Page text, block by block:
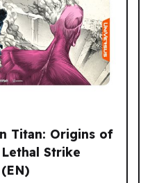
Titan: Origins of
Strike